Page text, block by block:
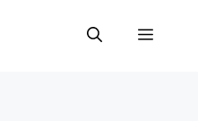
Menu